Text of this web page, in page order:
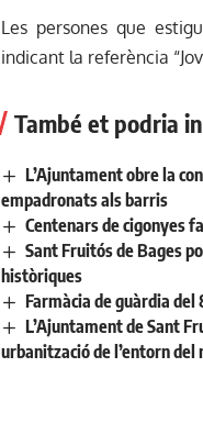
Les persones que
indicant la referència
També et podria
L’Ajuntament obre la
empadronats als barris
Centenars de cigonyes
Sant Fruitós de Bages
històriques
Farmàcia de guàrdia del
L’Ajuntament de Sant
urbanització de l’entorn del